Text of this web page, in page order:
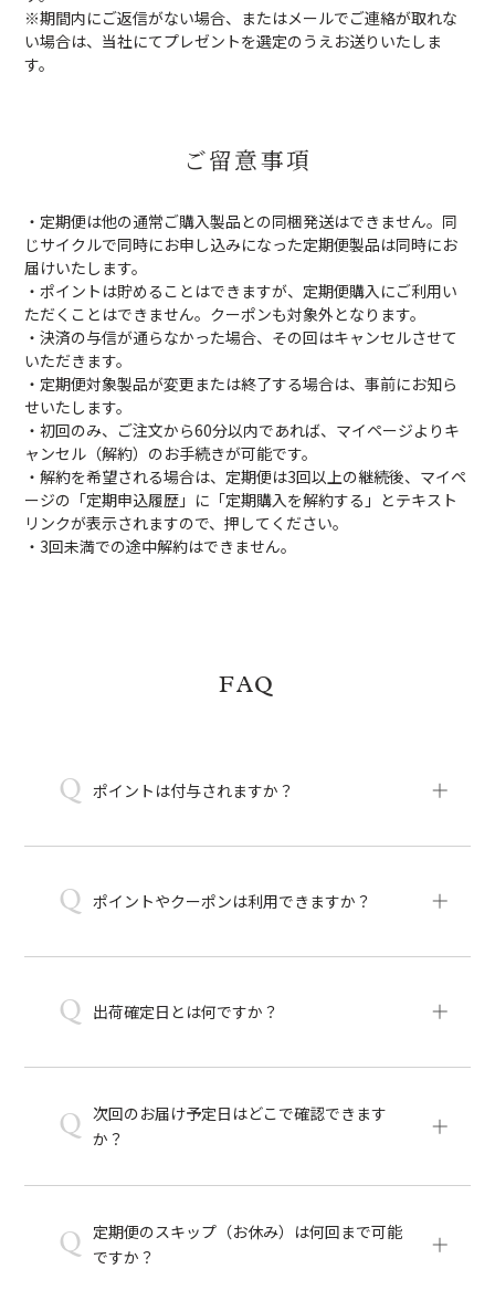
※期間内にご返信がない場合、またはメールでご連絡が取れな
い場合は、当社にてプレゼントを選定のうえお送りいたしま
す。
ご留意事項
・定期便は他の通常ご購入製品との同梱発送はできません。同
じサイクルで同時にお申し込みになった定期便製品は同時にお
届けいたします。
・ポイントは貯めることはできますが、定期便購入にご利用い
ただくことはできません。クーポンも対象外となります。
・決済の与信が通らなかった場合、その回はキャンセルさせて
いただきます。
・定期便対象製品が変更または終了する場合は、事前にお知ら
せいたします。
・初回のみ、ご注文から60分以内であれば、マイページよりキ
ャンセル（解約）のお手続きが可能です。
・解約を希望される場合は、定期便は3回以上の継続後、マイペ
ージの「定期申込履歴」に「定期購入を解約する」とテキスト
リンクが表示されますので、押してください。
・3回未満での途中解約はできません。
FAQ
Q ポイントは付与されますか？
Q ポイントやクーポンは利用できますか？
Q 出荷確定日とは何ですか？
Q 次回のお届け予定日はどこで確認できます
か？
Q 定期便のスキップ（お休み）は何回まで可能
ですか？